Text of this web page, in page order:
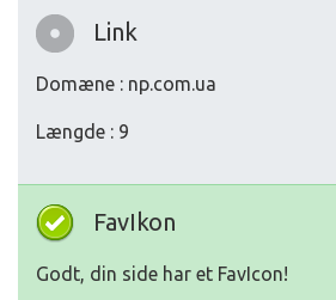
Link
Domæne : np.com.ua
Længde : 9
FavIkon
Godt, din side har et FavIcon!